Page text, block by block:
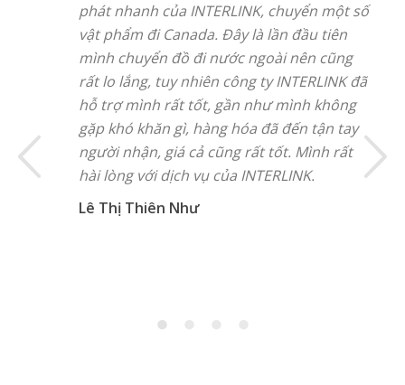
phát nhanh của INTERLINK, chuyển một số
vật phẩm đi Canada. Đây là lần đầu tiên
mình chuyển đồ đi nước ngoài nên cũng
rất lo lắng, tuy nhiên công ty INTERLINK đã
hỗ trợ mình rất tốt, gần như mình không
gặp khó khăn gì, hàng hóa đã đến tận tay
người nhận, giá cả cũng rất tốt. Mình rất
hài lòng với dịch vụ của INTERLINK.
Lê Thị Thiên Như